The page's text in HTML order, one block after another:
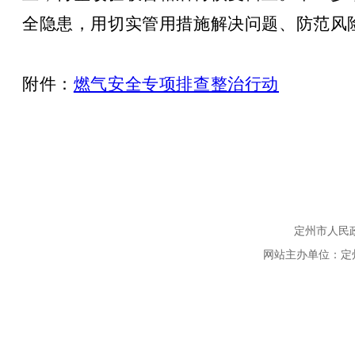
全隐患，用切实管用措施解决问题、防范风
附件： 燃气安全专项排查整治行动